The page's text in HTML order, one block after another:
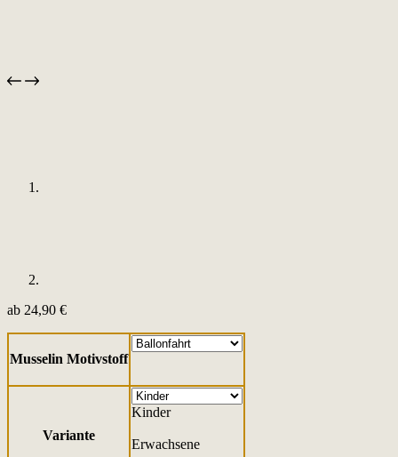
ab 24,90 €
Musselin Motivstoff
Variante
Kinder
Erwachsene